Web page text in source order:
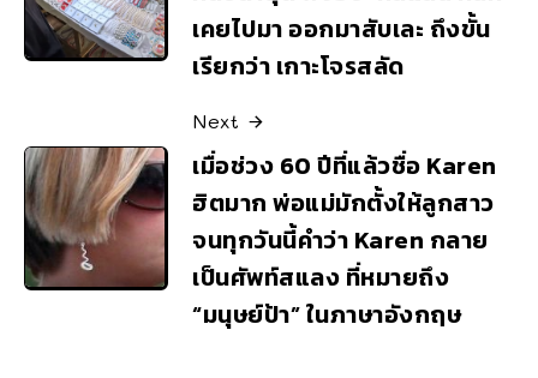
เคยไปมา ออกมาสับเละ ถึงขั้น
เรียกว่า เกาะโจรสลัด
Next
เมื่อช่วง 60 ปีที่แล้วชื่อ Karen
ฮิตมาก พ่อแม่มักตั้งให้ลูกสาว
จนทุกวันนี้คำว่า Karen กลาย
เป็นศัพท์สแลง ที่หมายถึง
“มนุษย์ป้า” ในภาษาอังกฤษ